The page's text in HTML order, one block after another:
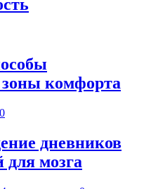
комфорта
0
дневников
мозга